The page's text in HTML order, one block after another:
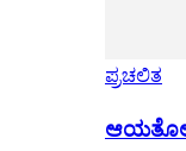
ಪ್ರಚಲಿತ